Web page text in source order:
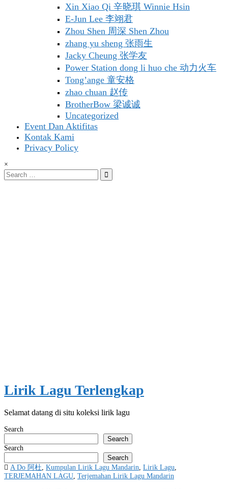
Xin Xiao Qi 辛晓琪 Winnie Hsin
E-Jun Lee 李翊君
Zhou Shen 周深 Shen Zhou
zhang yu sheng 张雨生
Jacky Cheung 张学友
Power Station dong li huo che 动力火车
Tong’ange 童安格
zhao chuan 赵传
BrotherBow 梁诚诚
Uncategorized
Event Dan Aktifitas
Kontak Kami
Privacy Policy
×
Search
for:
Lirik Lagu Terlengkap
Selamat datang di situ koleksi lirik lagu
Search
Search
Search
Search
Posted
in
A Do 阿杜 Kumpulan Lirik Lagu Mandarin Lirik Lagu
TERJEMAHAN LAGU Terjemahan Lirik Lagu Mandarin